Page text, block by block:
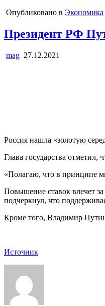
Опубликовано в Экономика
Президент РФ
mag 27.12.2021
Россия нашла «золотую
Глава государства
«Полагаю, что в принципе
Повышение ставок влечет
подчеркнул, что
Кроме того, Владимир
Источник